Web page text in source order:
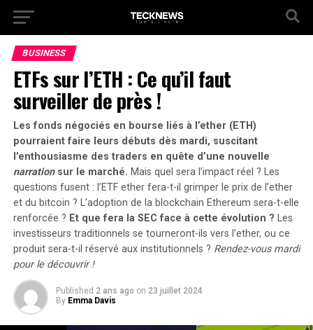
BUSINESS
ETFs sur l’ETH : Ce qu’il faut
surveiller de près !
Les fonds négociés en bourse liés à l’ether (ETH)
pourraient faire leurs débuts dès mardi, suscitant
l’enthousiasme des traders en quête d’une nouvelle
narrationsur le marché. Mais quel sera l’impact réel ? Les
questions fusent : l’ETF ether fera-t-il grimper le prix de l’ether
et du bitcoin ? L’adoption de la blockchain Ethereum sera-t-elle
renforcée ? Et que fera la SEC face à cette évolution ? Les
investisseurs traditionnels se tourneront-ils vers l’ether, ou ce
produit sera-t-il réservé aux institutionnels ? Rendez-vous mardi
pour le découvrir !
Published 2 ans ago on 23 juillet 2024
By Emma Davis